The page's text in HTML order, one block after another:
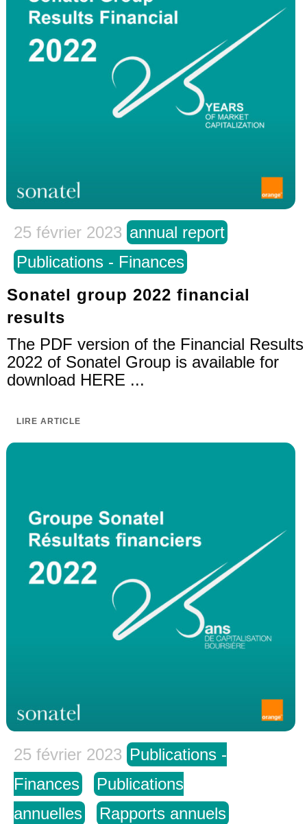
25 février 2023 annual report
Publications - Finances
Sonatel group 2022 financial
results
The PDF version of the Financial Results
2022 of Sonatel Group is available for
download HERE ...
LIRE ARTICLE
25 février 2023 Publications -
Finances
Publications
annuelles
Rapports annuels